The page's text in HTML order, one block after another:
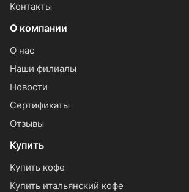
Контакты
О компании
О нас
Наши филиалы
Новости
Сертификаты
Отзывы
Купить
Купить кофе
Купить итальянский кофе